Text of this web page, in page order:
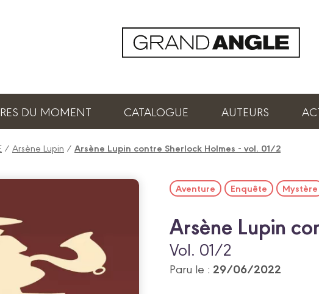
DU MOMENT CATALOGUE AUTEURS
/ Arsène Lupin / Arsène Lupin contre Sherlock Holmes - vol. 01/2
Aventure Enquête Mystère
Arsène Lupin
Vol. 01/2
Paru le : 29/06/2022